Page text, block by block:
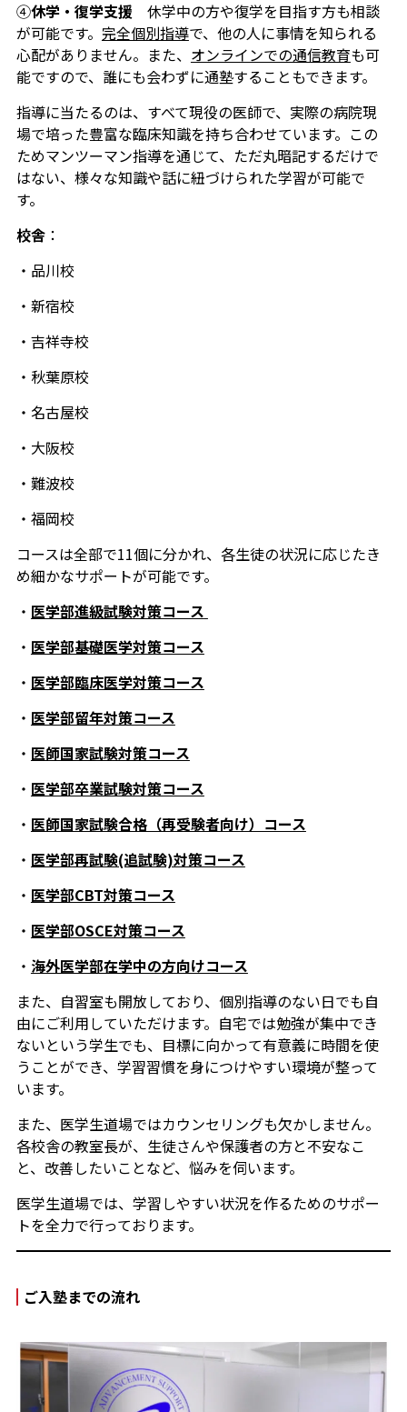
④休学・復学支援 休学中の方や復学を目指す方も相談
が可能です。 完全個別指導で、他の人に事情を知られる
心配がありません。また、 オンラインでの通信教育も可
能ですので、誰にも会わずに通塾することもできます。
指導に当たるのは、すべて現役の医師で、実際の病院現
場で培った豊富な臨床知識を持ち合わせています。この
ためマンツーマン指導を通じて、ただ丸暗記するだけで
はない、様々な知識や話に紐づけられた学習が可能で
す。
校舎：
・品川校
・新宿校
・吉祥寺校
・秋葉原校
・名古屋校
・大阪校
・難波校
・福岡校
コースは全部で11個に分かれ、各生徒の状況に応じたき
め細かなサポートが可能です。
・ 医学部進級試験対策コース
・ 医学部基礎医学対策コース
・ 医学部臨床医学対策コース
・ 医学部留年対策コース
・ 医師国家試験対策コース
・ 医学部卒業試験対策コース
・ 医師国家試験合格（再受験者向け）コース
・ 医学部再試験(追試験)対策コース
・ 医学部CBT対策コース
・ 医学部OSCE対策コース
・ 海外医学部在学中の方向けコース
また、自習室も開放しており、個別指導のない日でも自
由にご利用していただけます。自宅では勉強が集中でき
ないという学生でも、目標に向かって有意義に時間を使
うことができ、学習習慣を身につけやすい環境が整って
います。
また、医学生道場ではカウンセリングも欠かしません。
各校舎の教室長が、生徒さんや保護者の方と不安なこ
と、改善したいことなど、悩みを伺います。
医学生道場では、学習しやすい状況を作るためのサポー
トを全力で行っております。
ご入塾までの流れ